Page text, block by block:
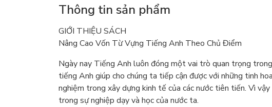
Thông tin sản phẩm
GIỚI THIỆU SÁCH
Nâng Cao Vốn Từ Vựng Tiếng Anh Theo Chủ Điểm
Ngày nay Tiếng Anh luôn đóng một vai trò quan trọng
tiếng Anh giúp cho chúng ta tiếp cận được với những tinh
nghiệm trong xây dựng kinh tế của các nước tiên tiến. Vì
trong sự nghiệp dạy và học của nước ta.